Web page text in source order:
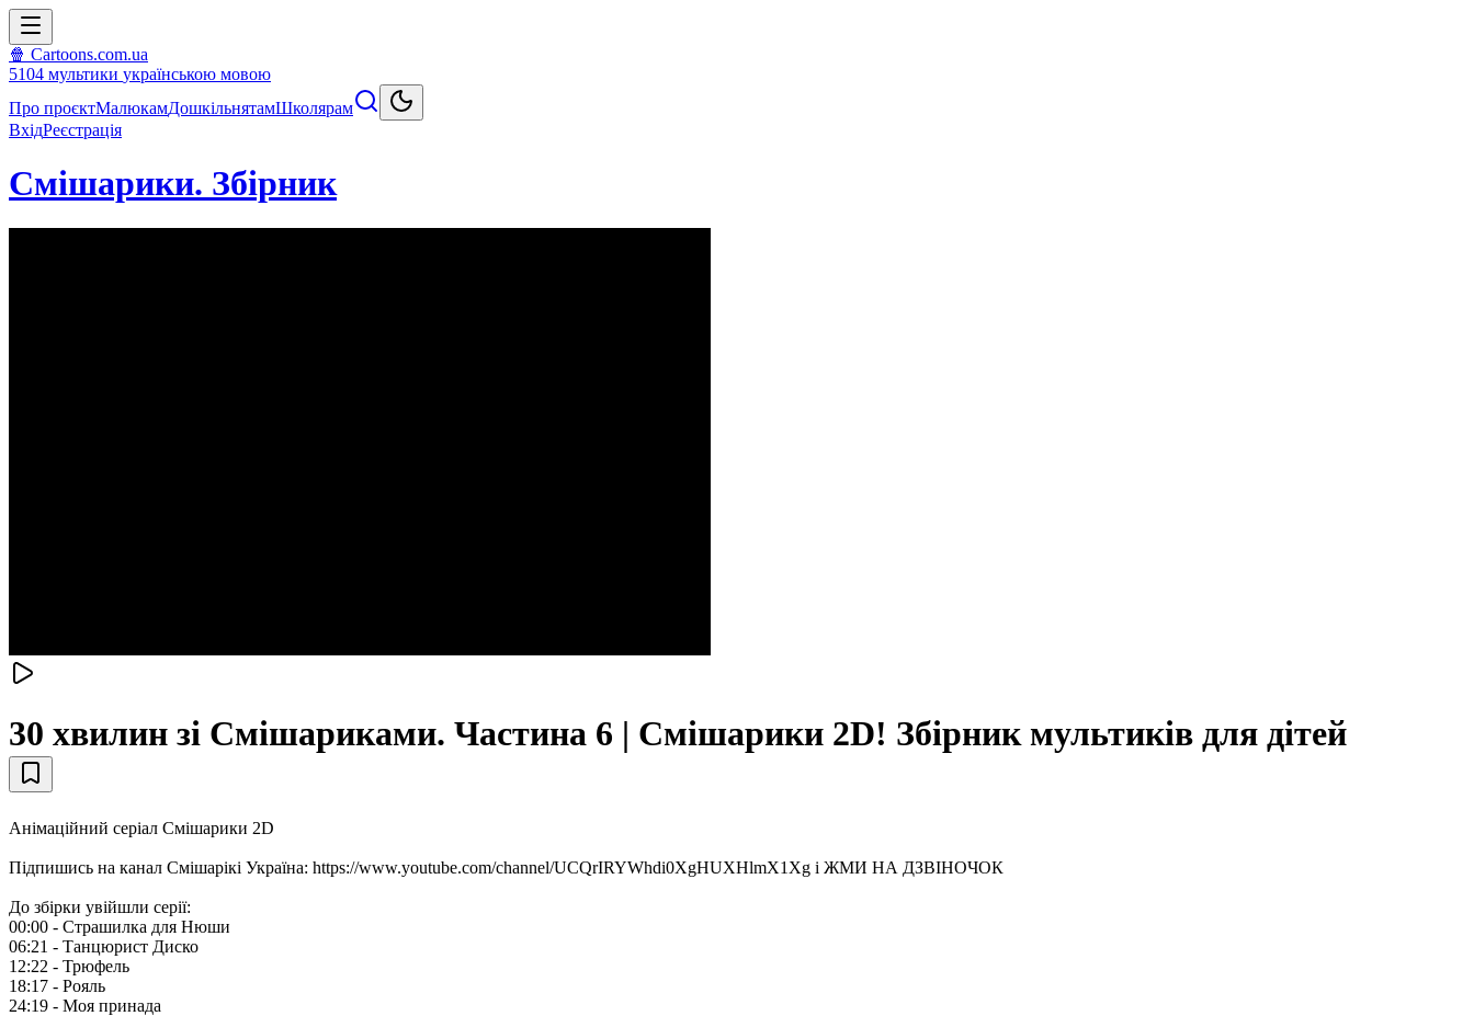
🍿 Cartoons.com.ua
5104 мультики українською мовою
Про проєктМалюкамДошкільнятамШколярам
ВхідРеєстрація
Смішарики. Збірник
30 хвилин зі Смішариками. Частина 6 | Смішарики 2D! Збірник мультиків для дітей
Анімаційний серіал Смішарики 2D
Підпишись на канал Смiшарікі Україна: https://www.youtube.com/channel/UCQrIRYWhdi0XgHUXHlmX1Xg і ЖМИ НА ДЗВІНОЧОК
До збірки увійшли серії:
00:00 - Страшилка для Нюши
06:21 - Танцюрист Диско
12:22 - Трюфель
18:17 - Рояль
24:19 - Моя принада